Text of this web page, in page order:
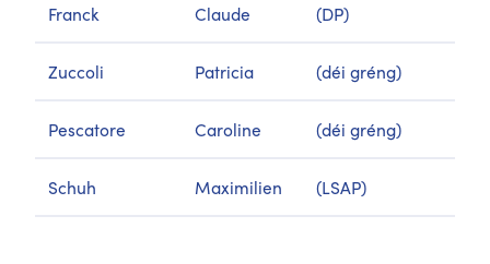
Franck Claude (DP)
Zuccoli Patricia (déi gréng)
Pescatore Caroline (déi gréng)
Schuh Maximilien (LSAP)